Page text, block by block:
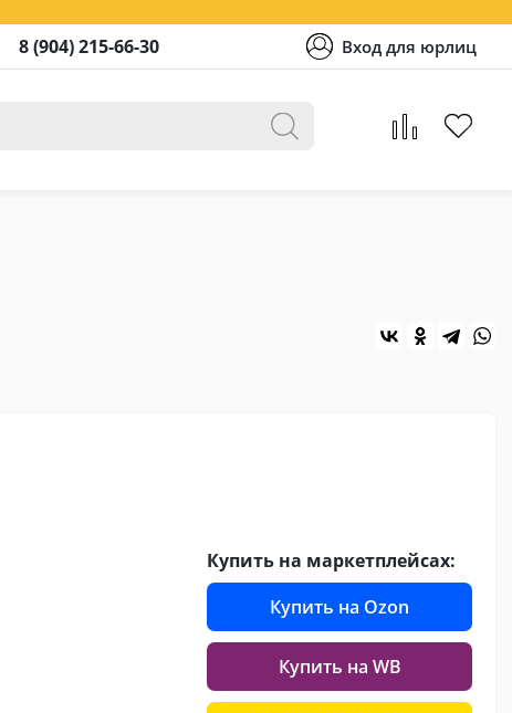
8 (904) 215-66-30 Вход для юрлиц
Купить на маркетплейсах:
Купить на Ozon
Купить на WB